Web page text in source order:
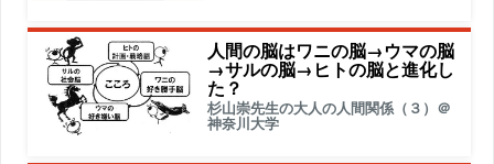
人間の脳はワニの脳→ウマの脳
→サルの脳→ヒトの脳と進化し
た？
杉山崇先生の大人の人間関係（３）＠
神奈川大学